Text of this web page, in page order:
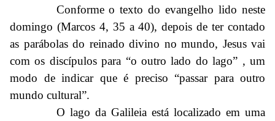
Conforme o texto do evangelho lido neste
domingo (Marcos 4, 35 a 40), depois de ter contado
as parábolas do reinado divino no mundo, Jesus vai
com os discípulos para “o outro lado do lago” , um
modo de indicar que é preciso “passar para outro
mundo cultural”.
O lago da Galileia está localizado em uma